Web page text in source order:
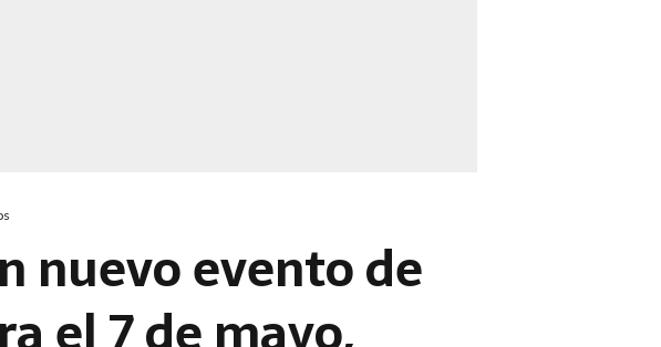
nuevo evento de